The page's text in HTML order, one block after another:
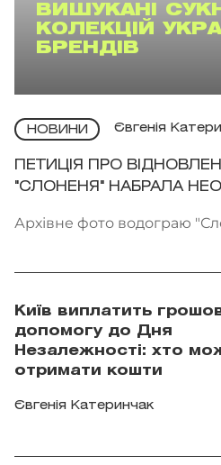
ВИШУКАНІ
КОЛЕКЦІЙ
БРЕНДІВ
НОВИНИ Євгенія
ПЕТИЦІЯ ПРО
"СЛОНЕНЯ" НАБРАЛА
Архівне фото водограю
Київ виплатить
допомогу до Дня
Незалежності: хто
отримати кошти
Євгенія Катеринчак